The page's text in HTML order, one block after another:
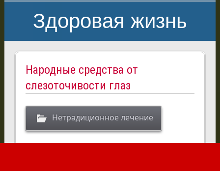
Здоровая жизнь
Народные средства от
слезоточивости глаз
Нетрадиционное лечение